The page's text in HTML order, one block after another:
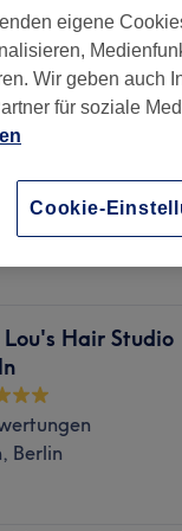
Berlin
kleine
Lou's Hair Studio
Berlin
eigene
Wir geben auch
für soziale
Cookie-